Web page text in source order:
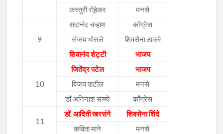
कस्तुरी रो्हेकर
मनसे
9
सदानंद चव्हाण
काँग्रेस
संजय भोसले
शिवसेना ठाकरे
शिवानंद शेट्टी
भाजप
10
जितेंद्र पटेल
भाजप
विजय पाटील
मनसे
डॉ अनिनाश संख्ये
काँग्रेस
11
डॉ. आदिती खरसंगे
शिवसेना शिंदे
कविता माने
मनसे